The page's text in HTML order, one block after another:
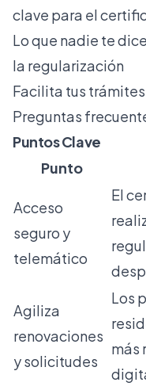
clave para el
Lo que nadie te
la regularización
Facilita tus
Preguntas
Puntos Clave
Punto
Acceso
seguro y
telemático
El
Agiliza
renovaciones
y solicitudes
Los
más